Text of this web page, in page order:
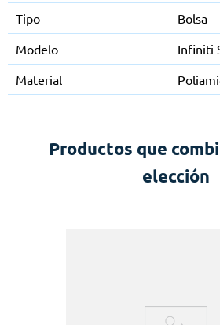
Tipo
Bolsa
Modelo
Infiniti
Material
Productos que
elección